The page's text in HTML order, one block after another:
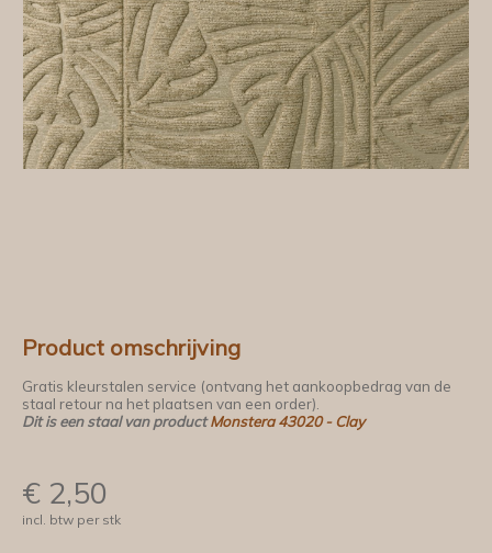
Product omschrijving
Gratis kleurstalen service (ontvang het aankoopbedrag van de
staal retour na het plaatsen van een order).
Dit is een staal van productMonstera 43020 - Clay
€ 2,50
incl. btw per stk